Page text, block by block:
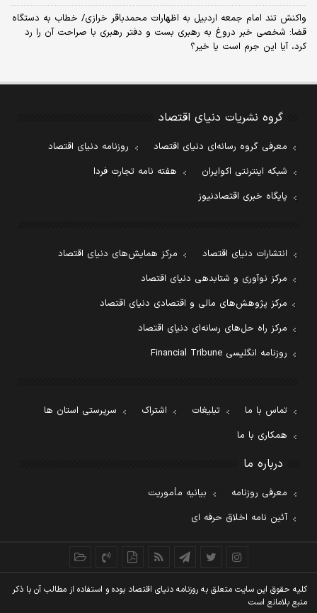
واکنش تند امام جمعه اردبیل به اظهارات محمدباقر خرازی/ خطاب به دستگاه
قضا: شخصی خبر دروغ به رهبری بست و دفتر رهبری با صراحت آن را رد
کرد، آیا این جرم است یا خیر؟
گروه نشریات دنیای اقتصاد
معرفی گروه رسانه‌ای دنیای اقتصاد
روزنامه دنیای اقتصاد
شبکه اینترنتی اکوایران
هفته نامه تجارت فردا
پایگاه خبری اقتصادنیوز
انتشارات دنیای اقتصاد
مرکز همایش‌های دنیای اقتصاد
مرکز نوآوری و شتابدهی دنیای اقتصاد
مرکز پژوهش‌های مالی و اقتصادی دنیای اقتصاد
مرکز راه حل‌های رسانه‌ای دنیای اقتصاد
روزنامه انگلیسی Financial Tribune
تماس با ما تبلیغات اشتراک
سرپرستی استان ها
همکاری با ما
درباره ما
معرفی روزنامه
بیانیه مأموریت
آئین نامه اخلاق حرفه ای
کليه حقوق اين سايت متعلق به روزنامه دنيای اقتصاد بوده و استفاده از مطالب آن با ذکر
منبع بلامانع است